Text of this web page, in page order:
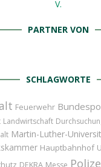
PARTNER VON
SCHLAGWORTE
Feuerwehr
Landwirtschaft
Martin-Luther-
Hauptbahnhof
DEKRA Messe